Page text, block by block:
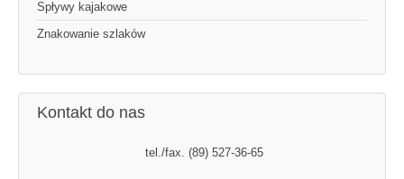
Spływy kajakowe
Znakowanie szlaków
Kontakt do nas
tel./fax. (89) 527-36-65